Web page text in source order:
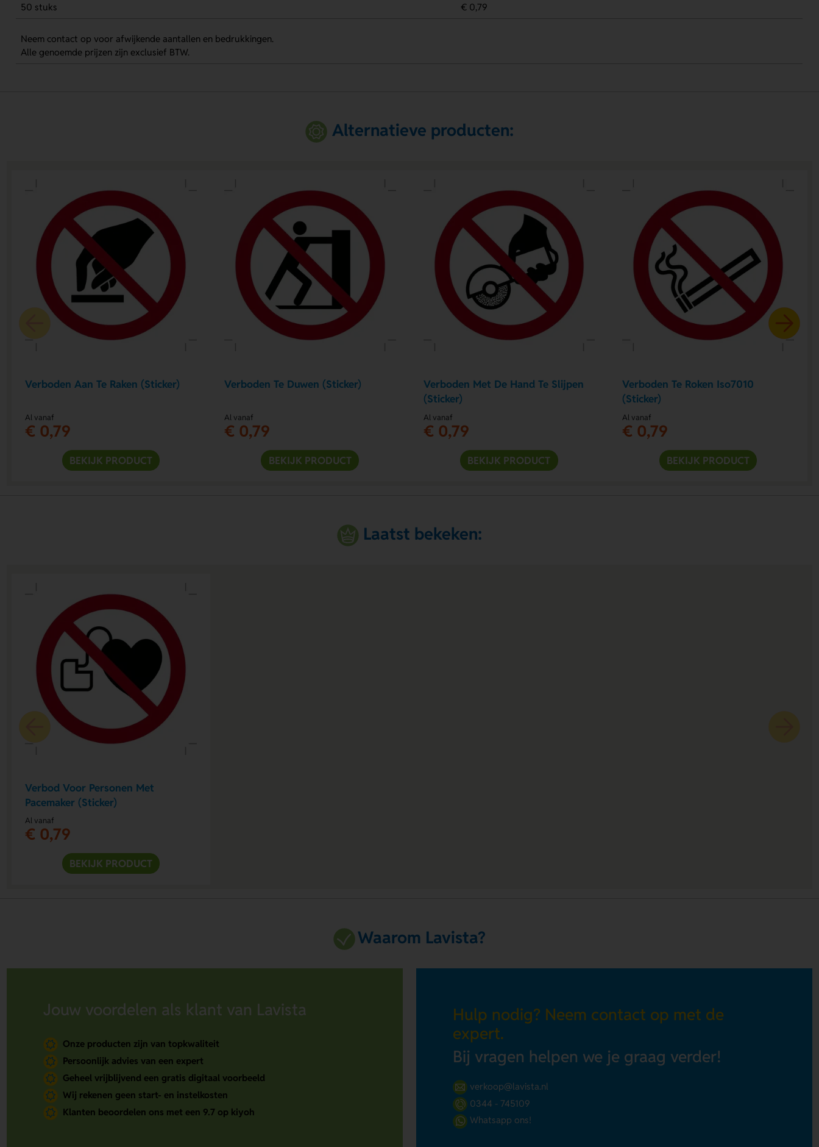
50 stuks
€ 0,79
Neem contact op voor afwijkende aantallen en bedrukkingen.
Alle genoemde prijzen zijn exclusief BTW.
Alternatieve producten:
Verboden Aan Te Raken (Sticker)
Al vanaf
€ 0,79
BEKIJK PRODUCT
Verboden Te Duwen (Sticker)
Al vanaf
€ 0,79
BEKIJK PRODUCT
Verboden Met De Hand Te Slijpen
(Sticker)
Al vanaf
€ 0,79
BEKIJK PRODUCT
Verboden Te Roken Iso7010
(Sticker)
Al vanaf
€ 0,79
BEKIJK PRODUCT
Laatst bekeken:
Verbod Voor Personen Met
Pacemaker (Sticker)
Al vanaf
€ 0,79
BEKIJK PRODUCT
Waarom Lavista?
Jouw voordelen als klant van Lavista
Onze producten zijn van topkwaliteit
Persoonlijk advies van een expert
Geheel vrijblijvend een gratis digitaal voorbeeld
Wij rekenen geen start- en instelkosten
Klanten beoordelen ons met een 9.7 op kiyoh
Hulp nodig? Neem contact op met de
expert.
Bij vragen helpen we je graag verder!
verkoop@lavista.nl
0344 - 745109
Whatsapp ons!